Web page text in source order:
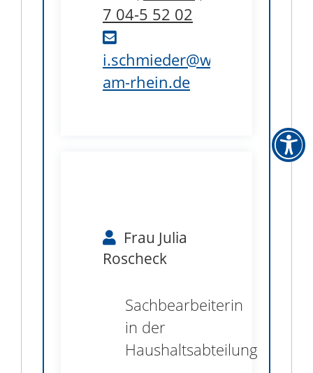
7 04-5 52 02
i.schmieder@weil-
am-rhein.de
Frau Julia
Roscheck
Sachbearbeiterin
in der
Haushaltsabteilung